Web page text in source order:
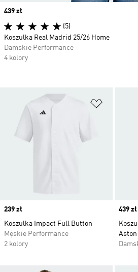
Dodaj
Price
239 zł
Koszulka Impact Full Button
Męskie Performance
2 kolory
Price
439 zł
Aston
Price
439 zł
(5)
Koszulka Real Madrid 25/26 Home
Damskie Performance
4 kolory